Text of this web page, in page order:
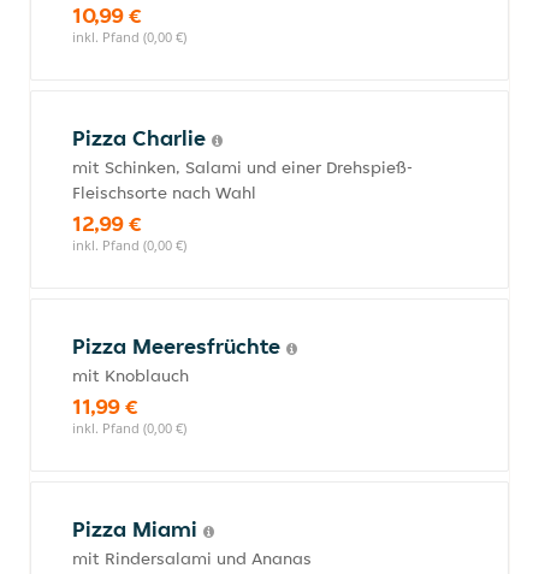
10,99 €
inkl. Pfand (0,00 €)
Pizza Charlie
mit Schinken, Salami und einer Drehspieß-
Fleischsorte nach Wahl
12,99 €
inkl. Pfand (0,00 €)
Pizza Meeresfrüchte
mit Knoblauch
11,99 €
inkl. Pfand (0,00 €)
Pizza Miami
mit Rindersalami und Ananas